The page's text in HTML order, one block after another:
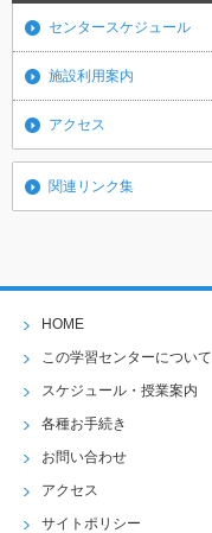
センタースケジュール
施設利用案内
アクセス
関連リンク集
HOME
この学習センターについて
スケジュール・授業案内
各種お手続き
お問い合わせ
アクセス
サイトポリシー